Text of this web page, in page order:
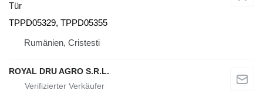
Tür
TPPD05329, TPPD05355
Rumänien, Cristesti
ROYAL DRU AGRO S.R.L.